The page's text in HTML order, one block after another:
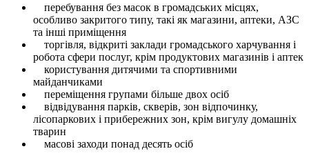
перебування без масок в громадських місцях,
особливо закритого типу, такі як магазини, аптеки, АЗС
та інші приміщення
торгівля, відкриті заклади громадського харчування і
робота сфери послуг, крім продуктових магазинів і аптек
користування дитячими та спортивними
майданчиками
переміщення групами більше двох осіб
відвідування парків, скверів, зон відпочинку,
лісопаркових і прибережних зон, крім вигулу домашніх
тварин
масові заходи понад десять осіб